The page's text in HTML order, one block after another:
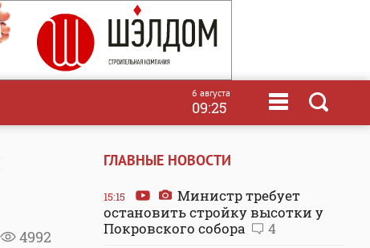
6 августа
09:25
4992
ГЛАВНЫЕ НОВОСТИ
15:15
Министр требует
остановить стройку высотки у
Покровского собора
4